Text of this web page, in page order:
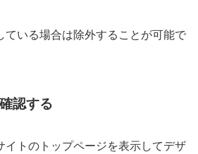
ている場合は除外することが可能で
認する
イトのトップページを表示してデザ